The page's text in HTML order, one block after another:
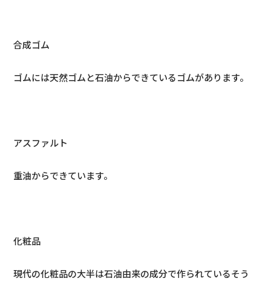
合成ゴム
ゴムには天然ゴムと石油からできているゴムがあります。
アスファルト
重油からできています。
化粧品
現代の化粧品の大半は石油由来の成分で作られているそう